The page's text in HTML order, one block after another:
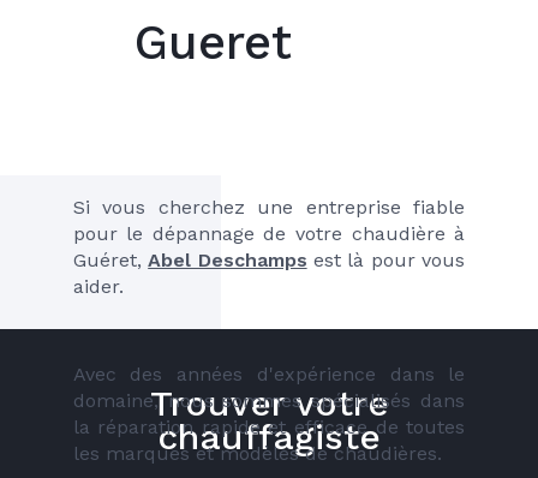
Gueret
Si vous cherchez une entreprise fiable
pour le dépannage de votre chaudière à
Guéret, Abel Deschamps est là pour vous
aider.
Avec des années d'expérience dans le
domaine, nous sommes spécialisés dans
la réparation rapide et efficace de toutes
les marques et modèles de chaudières.
Trouver votre
chauffagiste